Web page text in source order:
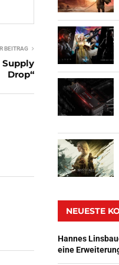
BEITRAG
Supply
Drop“
NEUESTE
Hannes
eine